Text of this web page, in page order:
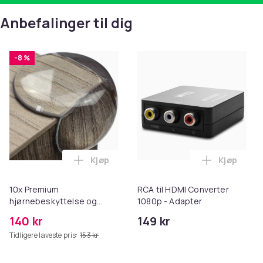
Anbefalinger til dig
-8 %
10x Premium
hjørnebeskyttelse og
140 kr
Tidligere laveste pris: 153 kr
Legg 10x Premium hjørnebeskyttelse
Kjøp
RCA til HDMI Converter
1080p - Adapter
149 kr
Legg
Kjøp